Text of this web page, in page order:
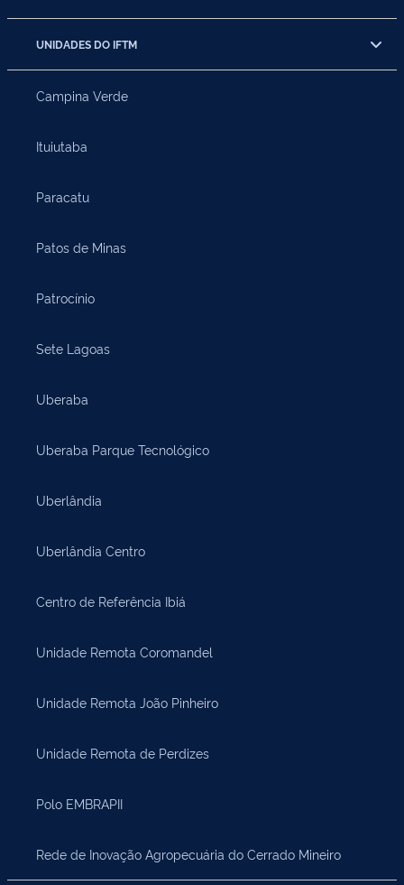
UNIDADES DO IFTM
Campina Verde
Ituiutaba
Paracatu
Patos de Minas
Patrocínio
Sete Lagoas
Uberaba
Uberaba Parque Tecnológico
Uberlândia
Uberlândia Centro
Centro de Referência Ibiá
Unidade Remota Coromandel
Unidade Remota João Pinheiro
Unidade Remota de Perdizes
Polo EMBRAPII
Rede de Inovação Agropecuária do Cerrado Mineiro